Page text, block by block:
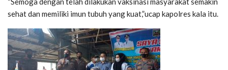
sehat dan memiliki imun tubuh yang kuat,”ucap kapolres kala itu.